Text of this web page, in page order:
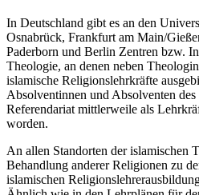
In Deutschland gibt es an den
Osnabrück, Frankfurt am Main/
Paderborn und Berlin Zentren bzw.
Theologie, an denen neben
islamische Religionslehrkräfte
Absolventinnen und Absolventen des
Referendariat mittlerweile als
worden.
An allen Standorten der islamischen
Behandlung anderer Religionen zu
islamischen